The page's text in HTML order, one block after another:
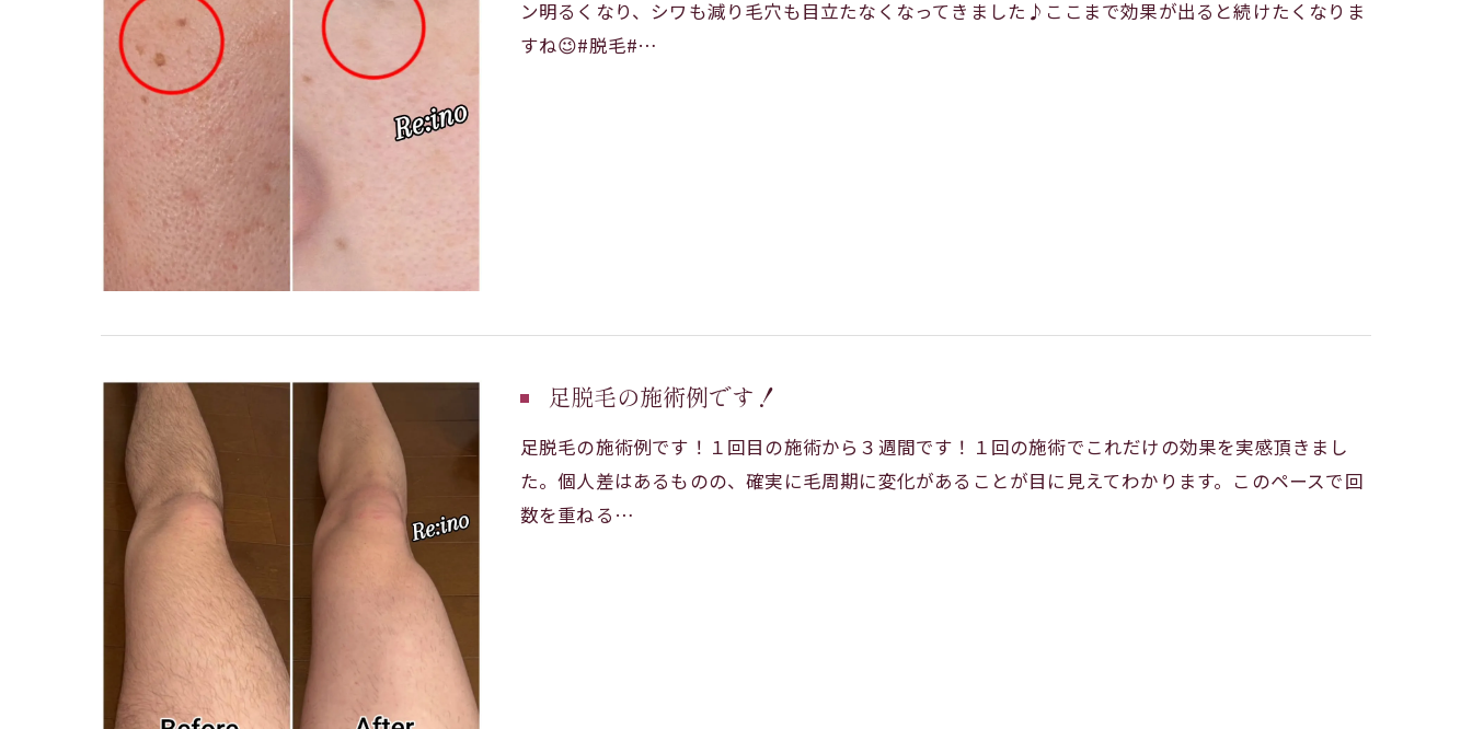
ン明るくなり、シワも減り毛穴も目立たなくなってきました♪ここまで効果が出ると続けたくなりま
すね😉#脱毛#…
足脱毛の施術例です！
足脱毛の施術例です！１回目の施術から３週間です！１回の施術でこれだけの効果を実感頂きまし
た。個人差はあるものの、確実に毛周期に変化があることが目に見えてわかります。このペースで回
数を重ねる…